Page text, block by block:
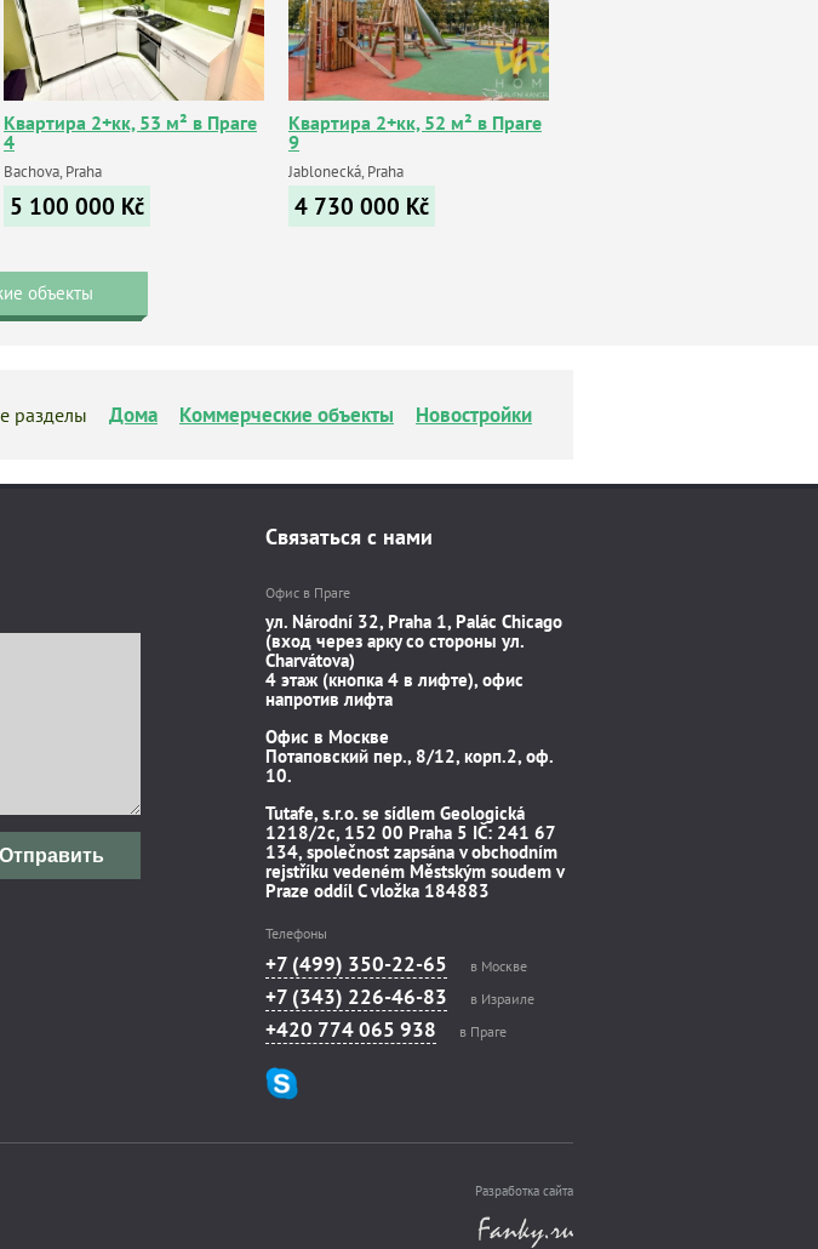
Квартира 2+кк, 53 м² в Праге
4
Bachova, Praha
5 100 000 Kč
Квартира 2+кк, 52 м² в Праге
9
Jablonecká, Praha
4 730 000 Kč
объекты
разделы Дома Коммерческие объекты Новостройки
Отправить
Связаться с нами
Офис в Праге
ул. Národní 32, Praha 1, Palác Chicago
(вход через арку со стороны ул.
Charvátova)
4 этаж (кнопка 4 в лифте), офис
напротив лифта
Офис в Москве
Потаповский пер., 8/12, корп.2, оф.
10.
Tutafe, s.r.o. se sídlem Geologická
1218/2c, 152 00 Praha 5 IČ: 241 67
134, společnost zapsána v obchodním
rejstříku vedeném Městským soudem v
Praze oddíl C vložka 184883
Телефоны
+7 (499) 350-22-65 в Москве
+7 (343) 226-46-83 в Израиле
+420 774 065 938 в Праге
Разработка сайта